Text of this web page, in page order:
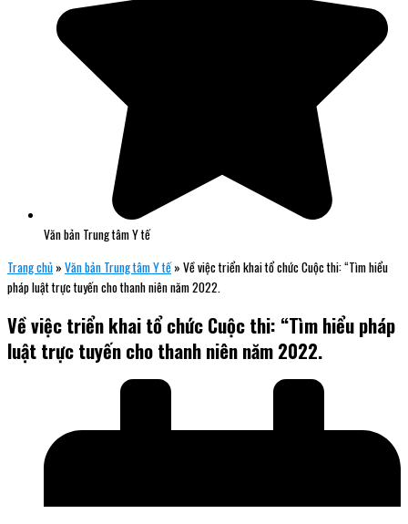
Văn bản Trung tâm Y tế
Trang chủ » Văn bản Trung tâm Y tế» Về việc triển khai tổ chức Cuộc thi: “Tìm hiểu
pháp luật trực tuyến cho thanh niên năm 2022.
Về việc triển khai tổ chức Cuộc thi: “Tìm hiểu pháp
luật trực tuyến cho thanh niên năm 2022.